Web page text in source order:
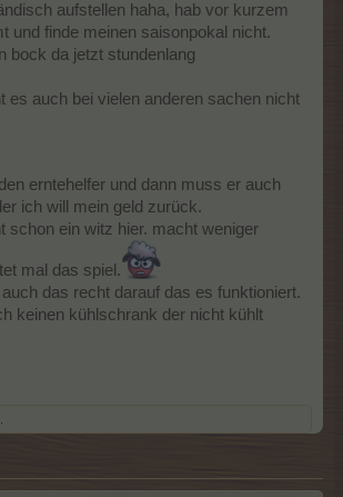
aufstellen haha, hab vor kurzem
und finde meinen saisonpokal nicht.
bock da jetzt stundenlang
es auch bei vielen anderen sachen nicht
erntehelfer und dann muss er auch
ich will mein geld zurück.
schon ein witz hier. macht weniger
mal das spiel.
das recht darauf das es funktioniert.
keinen kühlschrank der nicht kühlt